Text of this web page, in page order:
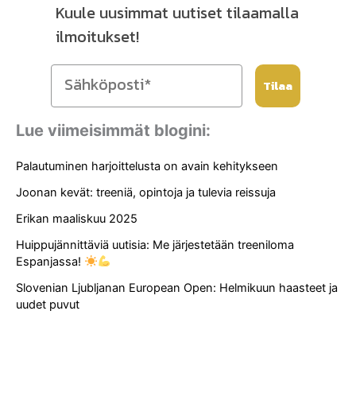
Kuule uusimmat uutiset tilaamalla
ilmoitukset!
Tilaa
Lue viimeisimmät blogini:
Palautuminen harjoittelusta on avain kehitykseen
Joonan kevät: treeniä, opintoja ja tulevia reissuja
Erikan maaliskuu 2025
Huippujännittäviä uutisia: Me järjestetään treeniloma
Espanjassa!
Slovenian Ljubljanan European Open: Helmikuun haasteet ja
uudet puvut